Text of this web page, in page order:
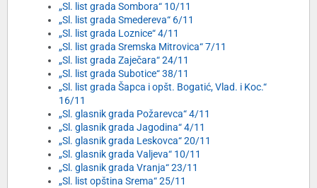
„Sl. list grada Sombora“ 10/11
„Sl. list grada Smedereva“ 6/11
„Sl. list grada Loznice“ 4/11
„Sl. list grada Sremska Mitrovica“ 7/11
„Sl. list grada Zaječara“ 24/11
„Sl. list grada Subotice“ 38/11
„Sl. list grada Šapca i opšt. Bogatić, Vlad. i Koc.“
16/11
„Sl. glasnik grada Požarevca“ 4/11
„Sl. glasnik grada Jagodina“ 4/11
„Sl. glasnik grada Leskovca“ 20/11
„Sl. glasnik grada Valjeva“ 10/11
„Sl. glasnik grada Vranja“ 23/11
„Sl. list opština Srema“ 25/11